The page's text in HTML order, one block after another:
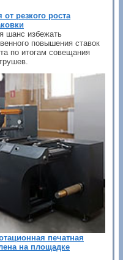
от резкого роста
шанс избежать
повышения ставок
по итогам совещания
печатная
на площадке